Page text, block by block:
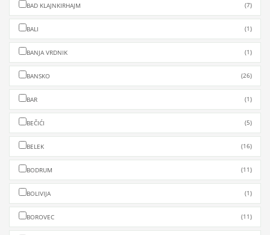
BAD KLAJNKIRHAJM (7)
BALI (1)
BANJA VRDNIK (1)
BANSKO (26)
BAR (1)
BEČIĆI (5)
BELEK (16)
BODRUM (11)
BOLIVIJA (1)
BOROVEC (11)